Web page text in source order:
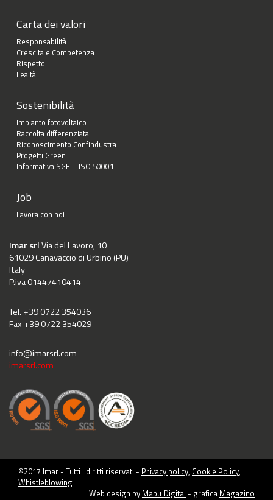
Carta dei valori
Responsabilità
Crescita e Competenza
Rispetto
Lealtà
Sostenibilità
Impianto fotovoltaico
Raccolta differenziata
Riconoscimento Confindustra
Progetti Green
Informativa SGE – ISO 50001
Job
Lavora con noi
Imar srlVia del Lavoro, 10
61029 Canavaccio di Urbino (PU)
Italy
P.iva 01447410414
Tel. +39 0722 354036
Fax +39 0722 354029
info@imarsrl.com
imarsrl.com
©2017 Imar - Tutti i diritti riservati - Privacy policy, Cookie Policy,
Whistleblowing
Web design by Mabu Digital - grafica Magazino